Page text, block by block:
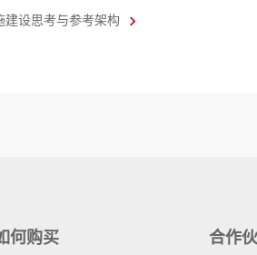
设思考与参考架构
何购买 合作